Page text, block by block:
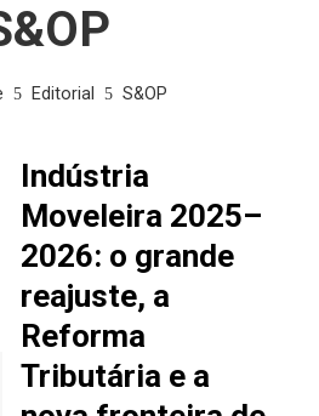
Editorial S&OP
Indústria
Moveleira 2025–
2026: o grande
reajuste, a
Reforma
Tributária e a